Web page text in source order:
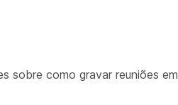
sobre como gravar reuniões em